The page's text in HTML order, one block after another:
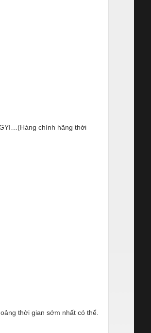
chính hãng thời
thời gian sớm nhất có thể.